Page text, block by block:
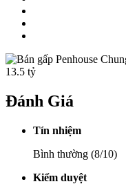
Đánh Giá
Tín nhiệm
Bình thường (8/10)
Kiểm duyệt